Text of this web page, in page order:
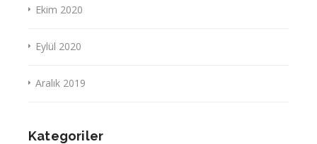
Ekim 2020
Eylül 2020
Aralık 2019
Kategoriler